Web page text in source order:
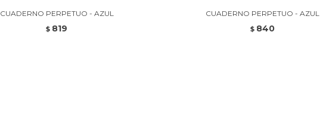
CUADERNO PERPETUO - AZUL
$ 819
CUADERNO PERPETUO - AZUL
$ 840